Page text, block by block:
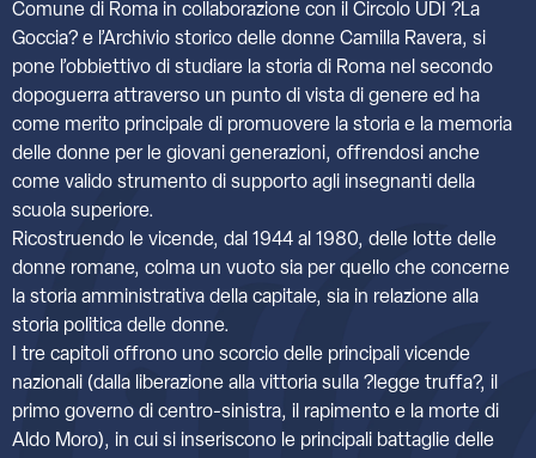
Comune di Roma in collaborazione con il Circolo UDI ?La
Goccia? e l’Archivio storico delle donne Camilla Ravera, si
pone l’obbiettivo di studiare la storia di Roma nel secondo
dopoguerra attraverso un punto di vista di genere ed ha
come merito principale di promuovere la storia e la memoria
delle donne per le giovani generazioni, offrendosi anche
come valido strumento di supporto agli insegnanti della
scuola superiore.
Ricostruendo le vicende, dal 1944 al 1980, delle lotte delle
donne romane, colma un vuoto sia per quello che concerne
la storia amministrativa della capitale, sia in relazione alla
storia politica delle donne.
I tre capitoli offrono uno scorcio delle principali vicende
nazionali (dalla liberazione alla vittoria sulla ?legge truffa?, il
primo governo di centro-sinistra, il rapimento e la morte di
Aldo Moro), in cui si inseriscono le principali battaglie delle